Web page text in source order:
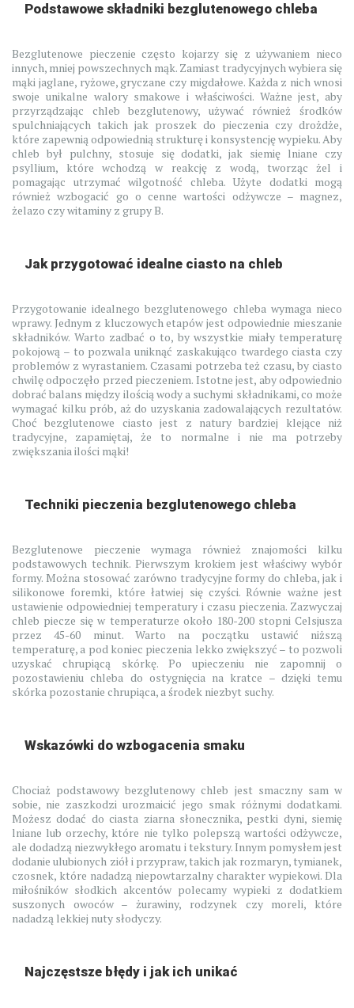
Podstawowe składniki bezglutenowego chleba
Bezglutenowe pieczenie często kojarzy się z używaniem nieco
innych, mniej powszechnych mąk. Zamiast tradycyjnych wybiera się
mąki jaglane, ryżowe, gryczane czy migdałowe. Każda z nich wnosi
swoje unikalne walory smakowe i właściwości. Ważne jest, aby
przyrządzając chleb bezglutenowy, używać również środków
spulchniających takich jak proszek do pieczenia czy drożdże,
które zapewnią odpowiednią strukturę i konsystencję wypieku. Aby
chleb był pulchny, stosuje się dodatki, jak siemię lniane czy
psyllium, które wchodzą w reakcję z wodą, tworząc żel i
pomagając utrzymać wilgotność chleba. Użyte dodatki mogą
również wzbogacić go o cenne wartości odżywcze – magnez,
żelazo czy witaminy z grupy B.
Jak przygotować idealne ciasto na chleb
Przygotowanie idealnego bezglutenowego chleba wymaga nieco
wprawy. Jednym z kluczowych etapów jest odpowiednie mieszanie
składników. Warto zadbać o to, by wszystkie miały temperaturę
pokojową – to pozwala uniknąć zaskakująco twardego ciasta czy
problemów z wyrastaniem. Czasami potrzeba też czasu, by ciasto
chwilę odpoczęło przed pieczeniem. Istotne jest, aby odpowiednio
dobrać balans między ilością wody a suchymi składnikami, co może
wymagać kilku prób, aż do uzyskania zadowalających rezultatów.
Choć bezglutenowe ciasto jest z natury bardziej klejące niż
tradycyjne, zapamiętaj, że to normalne i nie ma potrzeby
zwiększania ilości mąki!
Techniki pieczenia bezglutenowego chleba
Bezglutenowe pieczenie wymaga również znajomości kilku
podstawowych technik. Pierwszym krokiem jest właściwy wybór
formy. Można stosować zarówno tradycyjne formy do chleba, jak i
silikonowe foremki, które łatwiej się czyści. Równie ważne jest
ustawienie odpowiedniej temperatury i czasu pieczenia. Zazwyczaj
chleb piecze się w temperaturze około 180-200 stopni Celsjusza
przez 45-60 minut. Warto na początku ustawić niższą
temperaturę, a pod koniec pieczenia lekko zwiększyć – to pozwoli
uzyskać chrupiącą skórkę. Po upieczeniu nie zapomnij o
pozostawieniu chleba do ostygnięcia na kratce – dzięki temu
skórka pozostanie chrupiąca, a środek niezbyt suchy.
Wskazówki do wzbogacenia smaku
Chociaż podstawowy bezglutenowy chleb jest smaczny sam w
sobie, nie zaszkodzi urozmaicić jego smak różnymi dodatkami.
Możesz dodać do ciasta ziarna słonecznika, pestki dyni, siemię
lniane lub orzechy, które nie tylko polepszą wartości odżywcze,
ale dodadzą niezwykłego aromatu i tekstury. Innym pomysłem jest
dodanie ulubionych ziół i przypraw, takich jak rozmaryn, tymianek,
czosnek, które nadadzą niepowtarzalny charakter wypiekowi. Dla
miłośników słodkich akcentów polecamy wypieki z dodatkiem
suszonych owoców – żurawiny, rodzynek czy moreli, które
nadadzą lekkiej nuty słodyczy.
Najczęstsze błędy i jak ich unikać